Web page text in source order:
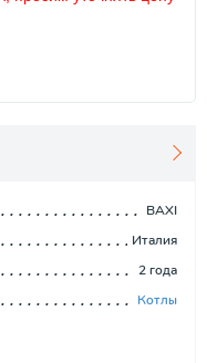
BAXI
Италия
2 года
Котлы